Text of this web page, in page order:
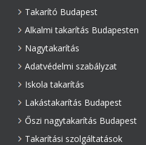
Takarító Budapest
Alkalmi takarítás Budapesten
Nagytakarítás
Adatvédelmi szabályzat
Iskola takarítás
Lakástakarítás Budapest
Őszi nagytakarítás Budapest
Takarítási szolgáltatások